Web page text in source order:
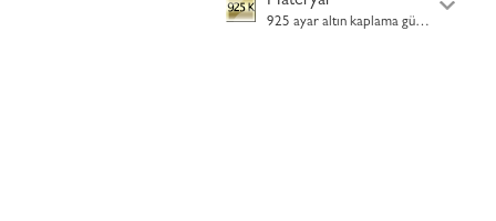
925 ayar altın kaplama gümüş